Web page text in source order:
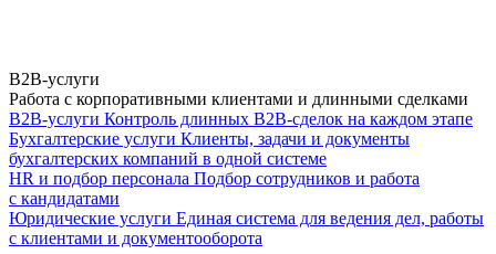
B2B-услуги
Работа с корпоративными клиентами и длинными сделками
B2B-услуги Контроль длинных B2B-сделок на каждом этапе
Бухгалтерские услуги Клиенты, задачи и документы
бухгалтерских компаний в одной системе
HR и подбор персонала Подбор сотрудников и работа
с кандидатами
Юридические услуги Единая система для ведения дел, работы
с клиентами и документооборота